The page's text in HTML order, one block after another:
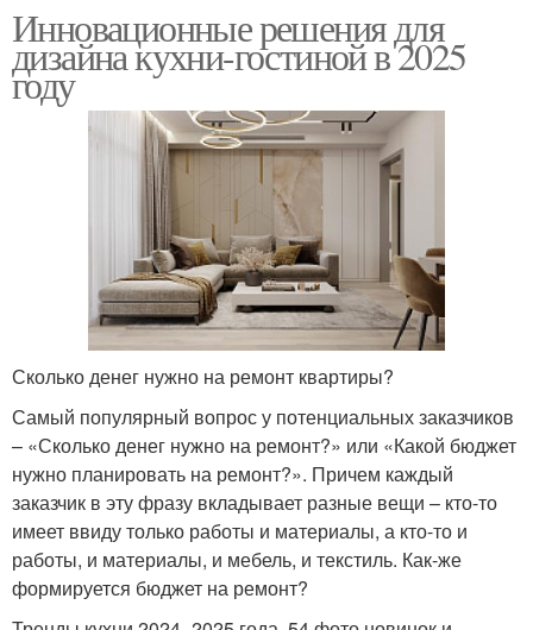
Инновационные решения для
дизайна кухни-гостиной в 2025
году
Сколько денег нужно на ремонт квартиры?
Самый популярный вопрос у потенциальных заказчиков
– «Сколько денег нужно на ремонт?» или «Какой бюджет
нужно планировать на ремонт?». Причем каждый
заказчик в эту фразу вкладывает разные вещи – кто-то
имеет ввиду только работы и материалы, а кто-то и
работы, и материалы, и мебель, и текстиль. Как-же
формируется бюджет на ремонт?